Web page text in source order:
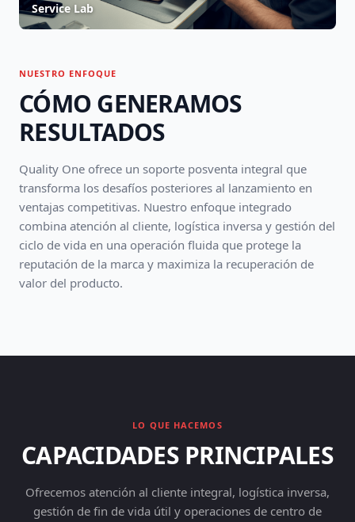
NUESTRO ENFOQUE
CÓMO GENERAMOS
RESULTADOS
Quality One ofrece un soporte posventa integral que
transforma los desafíos posteriores al lanzamiento en
ventajas competitivas. Nuestro enfoque integrado
combina atención al cliente, logística inversa y gestión del
ciclo de vida en una operación fluida que protege la
reputación de la marca y maximiza la recuperación de
valor del producto.
Service Lab
LO QUE HACEMOS
CAPACIDADES PRINCIPALES
Ofrecemos atención al cliente integral, logística inversa,
gestión de fin de vida útil y operaciones de centro de